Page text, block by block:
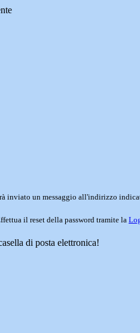
inviato un messaggio all'indirizzo
il reset della password tramite la
di posta elettronica!